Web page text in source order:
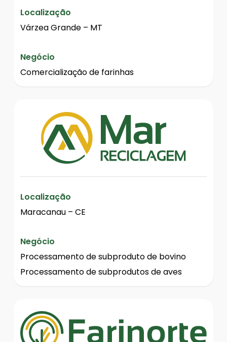
Localização
Várzea Grande – MT
Negócio
Comercialização de farinhas
Localização
Maracanau – CE
Negócio
Processamento de subproduto de bovino
Processamento de subprodutos de aves